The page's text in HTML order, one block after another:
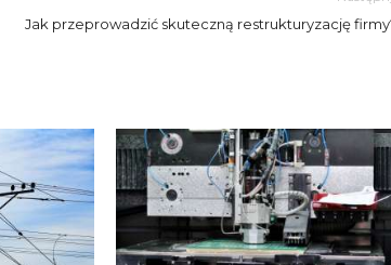
Jak przeprowadzić skuteczną restrukturyzację